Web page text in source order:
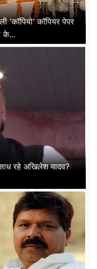
'कॉपियो' कॉपियर पेपर
के...
रहे अखिलेश यादव?